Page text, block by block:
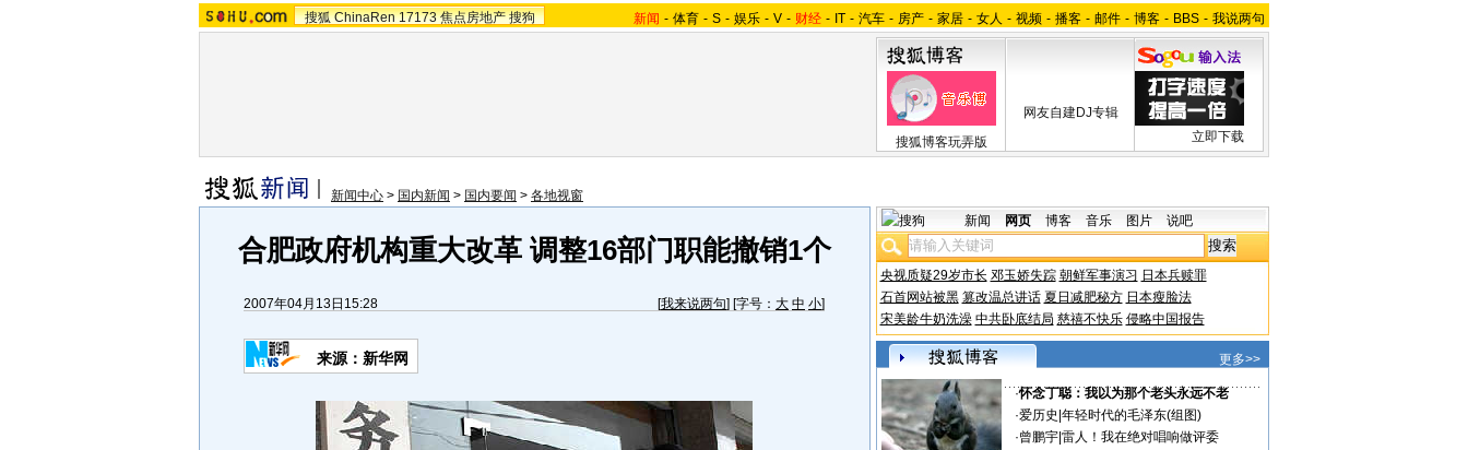
搜狐 ChinaRen 17173 焦点房地产 搜狗 新闻 - 体育 - S - 娱乐 - V - 财经 - IT - 汽车 - 房产 - 家居 - 女人 - 视频 - 播客 - 邮件 - 博客 - BBS - 我说两句
搜狐博客玩弄版
网友自建DJ专辑
立即下载
新闻中心 > 国内新闻 > 国内要闻 > 各地视窗
合肥政府机构重大改革 调整16部门职能撤销1个
2007年04月13日15:28 [我来说两句] [字号： 大 中 小]
来源：新华网
新闻 网页 博客 音乐 图片 说吧
央视质疑29岁市长 邓玉娇失踪 朝鲜军事演习 日本兵赎罪
石首网站被黑 篡改温总讲话 夏日减肥秘方 日本瘦脸法
宋美龄牛奶洗澡 中共卧底结局 慈禧不快乐 侵略中国报告
更多>>
·怀念丁聪：我以为那个老头永远不老
·爱历史 年轻时代的毛泽东(组图)
·曾鹏宇| 雷人！我在绝对唱响做评委